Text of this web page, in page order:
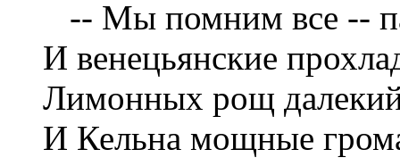
-- Мы помним все --
И венецьянские
Лимонных рощ
И Кельна мощные